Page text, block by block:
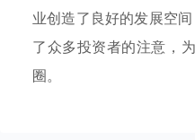
业创造了良好的发展空
了众多投资者的注意，
圈。